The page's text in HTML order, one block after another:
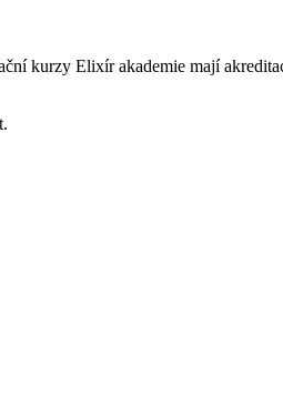
kurzy Elixír akademie mají